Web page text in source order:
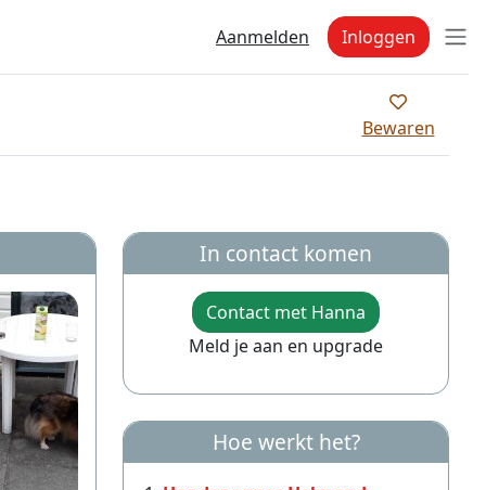
Aanmelden Inloggen
Bewaren
In contact komen
Contact met Hanna
Meld je aan en upgrade
Hoe werkt het?